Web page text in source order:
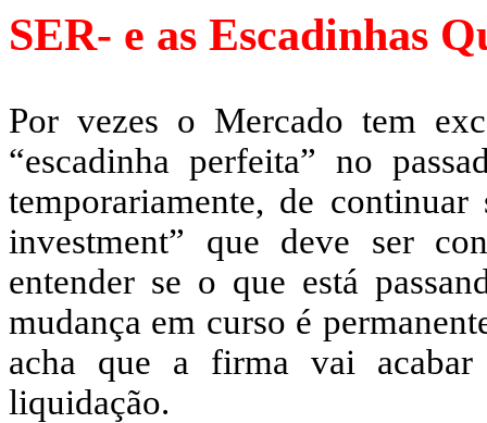
SER- e as Escadinhas
Por vezes o Mercado tem
“escadinha perfeita” no
temporariamente, de
investment” que deve ser
entender se o que está
mudança em curso é
acha que a firma vai
liquidação.